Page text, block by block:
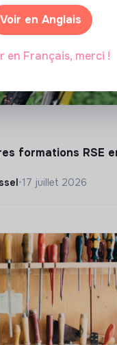
formations RSE
•17 juillet 2026
Voir en Anglais
en Français, merci !